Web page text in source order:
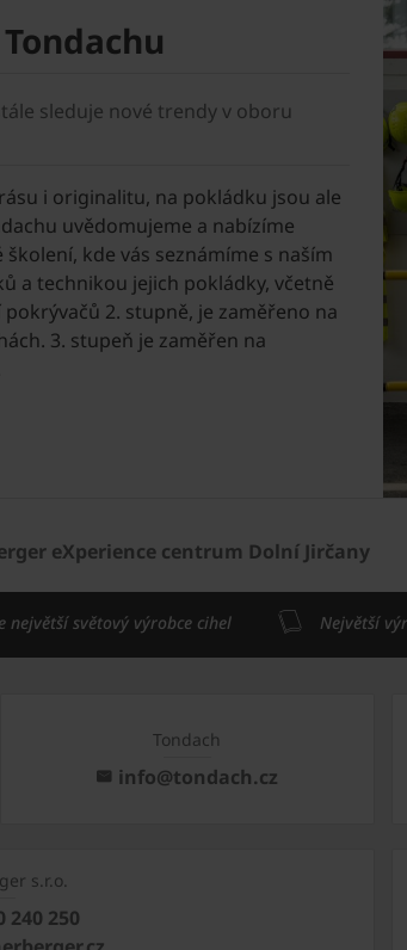
sleduje nové trendy v oboru
i originalitu, na pokládku jsou ale
uvědomujeme a nabízíme
kde vás seznámíme s naším
a technikou jejich pokládky, včetně
2. stupně, je zaměřeno na
3. stupeň je zaměřen na
eXperience centrum Dolní Jirčany
největší světový výrobce cihel Největší
Tondach
info@tondach.cz
s.r.o.
240 250